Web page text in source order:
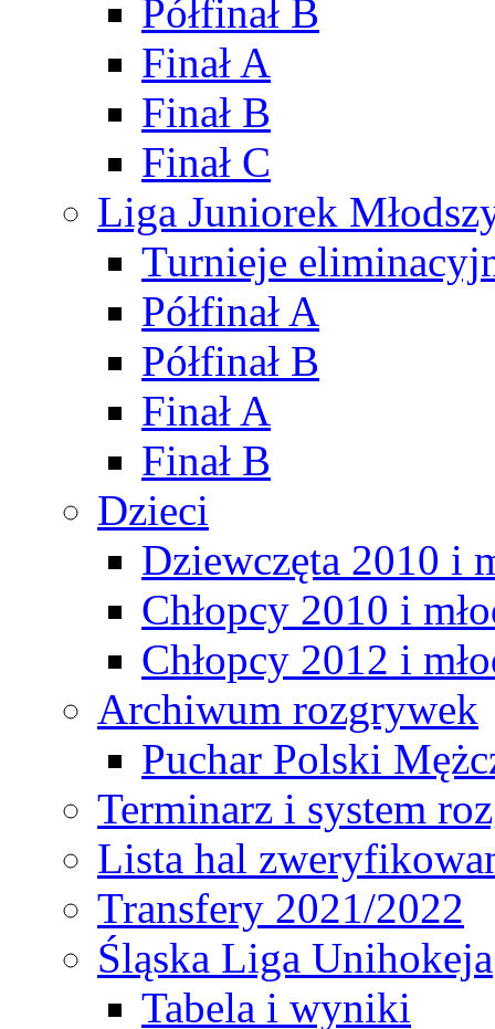
Półfinał B
Finał A
Finał B
Finał C
Liga Juniorek
Turnieje
Półfinał A
Półfinał B
Finał A
Finał B
Dzieci
Dziewczęta 2010 i
Chłopcy 2010 i
Chłopcy 2012 i
Archiwum rozgrywek
Puchar Polski
Terminarz i system
Lista hal
Transfery 2021/2022
Śląska Liga Unihokeja
Tabela i wyniki